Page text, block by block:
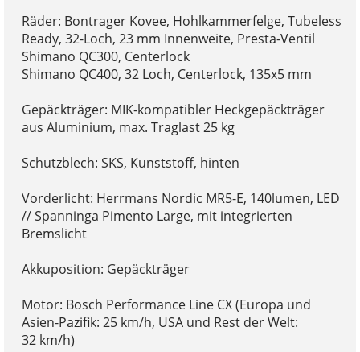
Räder: Bontrager Kovee, Hohlkammerfelge, Tubeless
Ready, 32-Loch, 23 mm Innenweite, Presta-Ventil
Shimano QC300, Centerlock
Shimano QC400, 32 Loch, Centerlock, 135x5 mm
Gepäckträger: MIK-kompatibler Heckgepäckträger
aus Aluminium, max. Traglast 25 kg
Schutzblech: SKS, Kunststoff, hinten
Vorderlicht: Herrmans Nordic MR5-E, 140lumen, LED
// Spanninga Pimento Large, mit integrierten
Bremslicht
Akkuposition: Gepäckträger
Motor: Bosch Performance Line CX (Europa und
Asien-Pazifik: 25 km/h, USA und Rest der Welt:
32 km/h)